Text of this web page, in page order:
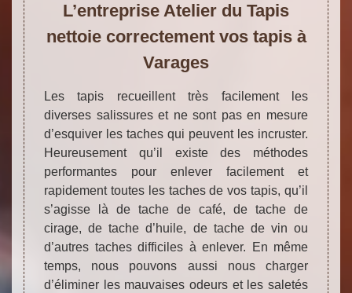
L’entreprise Atelier du Tapis
nettoie correctement vos tapis à
Varages
Les tapis recueillent très facilement les
diverses salissures et ne sont pas en mesure
d’esquiver les taches qui peuvent les incruster.
Heureusement qu’il existe des méthodes
performantes pour enlever facilement et
rapidement toutes les taches de vos tapis, qu’il
s’agisse là de tache de café, de tache de
cirage, de tache d’huile, de tache de vin ou
d’autres taches difficiles à enlever. En même
temps, nous pouvons aussi nous charger
d’éliminer les mauvaises odeurs et les saletés